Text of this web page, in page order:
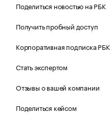
Поделиться новостью на РБК
Получить пробный доступ
Корпоративная подписка РБК
Стать экспертом
Отзывы о вашей компании
Поделиться кейсом